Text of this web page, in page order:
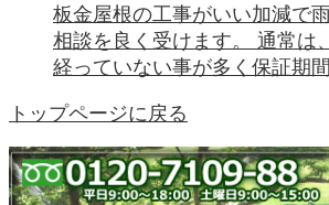
板金屋根の工事がいい加減で
相談を良く受けます。 通常は
経っていない事が多く保証期
トップページに戻る